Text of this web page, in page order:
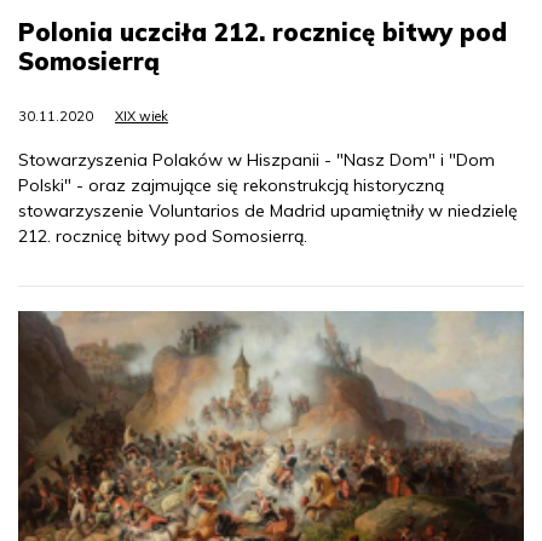
Polonia uczciła 212. rocznicę bitwy pod
Somosierrą
30.11.2020 XIX wiek
Stowarzyszenia Polaków w Hiszpanii - "Nasz Dom" i "Dom
Polski" - oraz zajmujące się rekonstrukcją historyczną
stowarzyszenie Voluntarios de Madrid upamiętniły w niedzielę
212. rocznicę bitwy pod Somosierrą.